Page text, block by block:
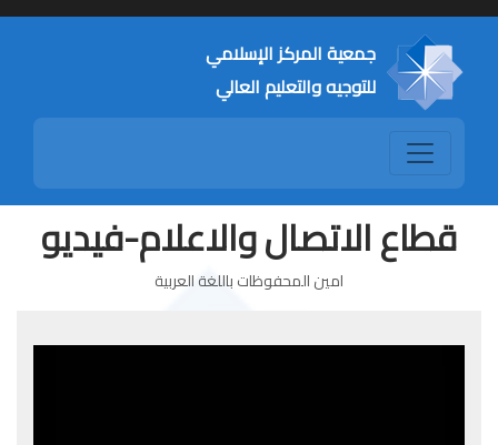
جمعية المركز الإسلامي
للتوجيه والتعليم العالي
قطاع الاتصال والاعلام-فيديو
امين المحفوظات باللغة العربية